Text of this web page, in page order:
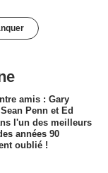
amis : Gary
Penn et Ed
l'un des meilleurs
années 90
oublié !